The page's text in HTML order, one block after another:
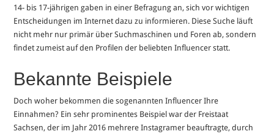
14- bis 17-jährigen gaben in einer Befragung an, sich vor wichtigen
Entscheidungen im Internet dazu zu informieren. Diese Suche läuft
nicht mehr nur primär über Suchmaschinen und Foren ab, sondern
findet zumeist auf den Profilen der beliebten Influencer statt.
Bekannte Beispiele
Doch woher bekommen die sogenannten Influencer Ihre
Einnahmen? Ein sehr prominentes Beispiel war der Freistaat
Sachsen, der im Jahr 2016 mehrere Instagramer beauftragte, durch